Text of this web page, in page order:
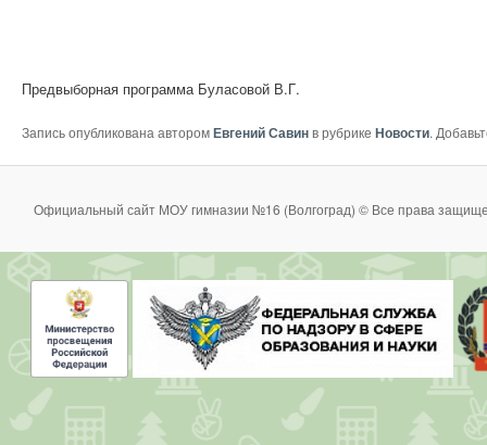
Предвыборная программа Буласовой В.Г.
Запись опубликована авторомЕвгений Савинв рубрике Новости.
Официальный сайт МОУ гимназии №16 (Волгоград) © Все права